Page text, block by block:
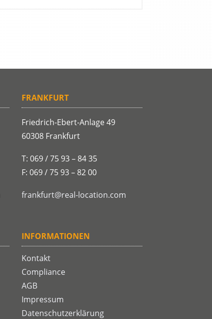
FRANKFURT
Friedrich-Ebert-Anlage 49
60308 Frankfurt
T: 069 / 75 93 – 84 35
F: 069 / 75 93 – 82 00
frankfurt@real-location.com
INFORMATIONEN
Kontakt
Compliance
AGB
Impressum
Datenschutzerklärung